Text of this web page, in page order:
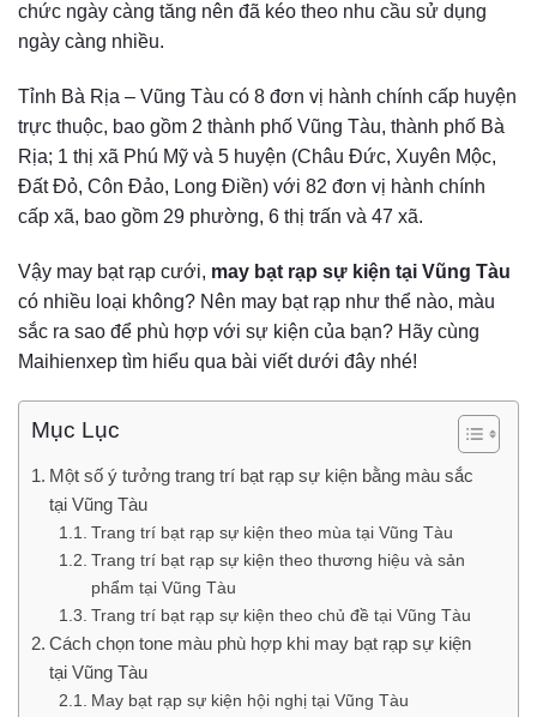
chức ngày càng tăng nên đã kéo theo nhu cầu sử dụng
ngày càng nhiều.
Tỉnh Bà Rịa – Vũng Tàu có 8 đơn vị hành chính cấp huyện
trực thuộc, bao gồm 2 thành phố Vũng Tàu, thành phố Bà
Rịa; 1 thị xã Phú Mỹ và 5 huyện (Châu Đức, Xuyên Mộc,
Đất Đỏ, Côn Đảo, Long Điền) với 82 đơn vị hành chính
cấp xã, bao gồm 29 phường, 6 thị trấn và 47 xã.
Vậy may bạt rạp cưới, may bạt rạp sự kiện tại Vũng Tàu
có nhiều loại không? Nên may bạt rạp như thể nào, màu
sắc ra sao để phù hợp với sự kiện của bạn? Hãy cùng
Maihienxep tìm hiểu qua bài viết dưới đây nhé!
Mục Lục
Một số ý tưởng trang trí bạt rạp sự kiện bằng màu sắc
tại Vũng Tàu
Trang trí bạt rạp sự kiện theo mùa tại Vũng Tàu
Trang trí bạt rạp sự kiện theo thương hiệu và sản
phẩm tại Vũng Tàu
Trang trí bạt rạp sự kiện theo chủ đề tại Vũng Tàu
Cách chọn tone màu phù hợp khi may bạt rạp sự kiện
tại Vũng Tàu
May bạt rạp sự kiện hội nghị tại Vũng Tàu